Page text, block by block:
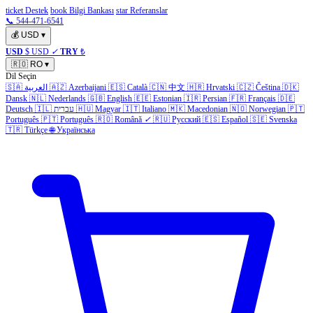
ticket Destek book Bilgi Bankası star Referanslar
📞 544-471-6541
💰 USD ▾
USD $ USD ✓ TRY ₺
🇷🇴 RO ▾
Dil Seçin
🇸🇦 العربية 🇦🇿 Azerbaijani 🇪🇸 Català 🇨🇳 中文 🇭🇷 Hrvatski 🇨🇿 Čeština 🇩🇰
Dansk 🇳🇱 Nederlands 🇬🇧 English 🇪🇪 Estonian 🇮🇷 Persian 🇫🇷 Français 🇩🇪
Deutsch 🇮🇱 עברית 🇭🇺 Magyar 🇮🇹 Italiano 🇲🇰 Macedonian 🇳🇴 Norwegian 🇵🇹
Português 🇵🇹 Português 🇷🇴 Română ✓ 🇷🇺 Русский 🇪🇸 Español 🇸🇪 Svenska
🇹🇷 Türkçe 🌐 Українська